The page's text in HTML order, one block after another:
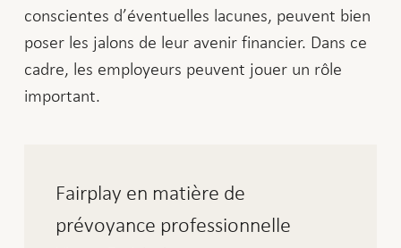
conscientes d’éventuelles lacunes, peuvent bien
poser les jalons de leur avenir financier. Dans ce
cadre, les employeurs peuvent jouer un rôle
important.
Fairplay en matière de
prévoyance professionnelle